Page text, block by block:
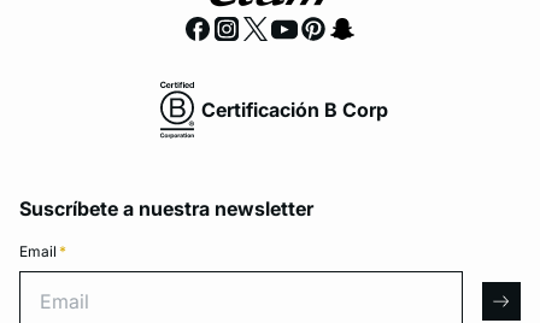
Certificación B Corp
Suscríbete a nuestra newsletter
Email *